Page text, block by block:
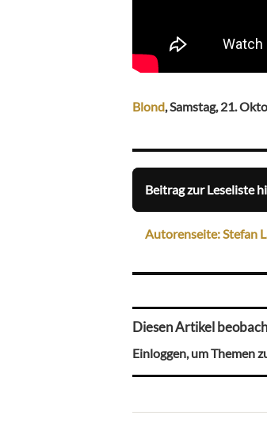
Blond, Samstag, 21.
Beitrag zur Leseliste
Autorenseite: Stefan
Diesen Artikel
Einloggen, um Themen